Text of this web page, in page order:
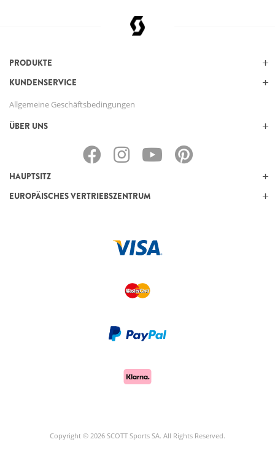
PRODUKTE
KUNDENSERVICE
Allgemeine Geschäftsbedingungen
ÜBER UNS
HAUPTSITZ
EUROPÄISCHES VERTRIEBSZENTRUM
Copyright © 2026 SCOTT Sports SA. All Rights Reserved.